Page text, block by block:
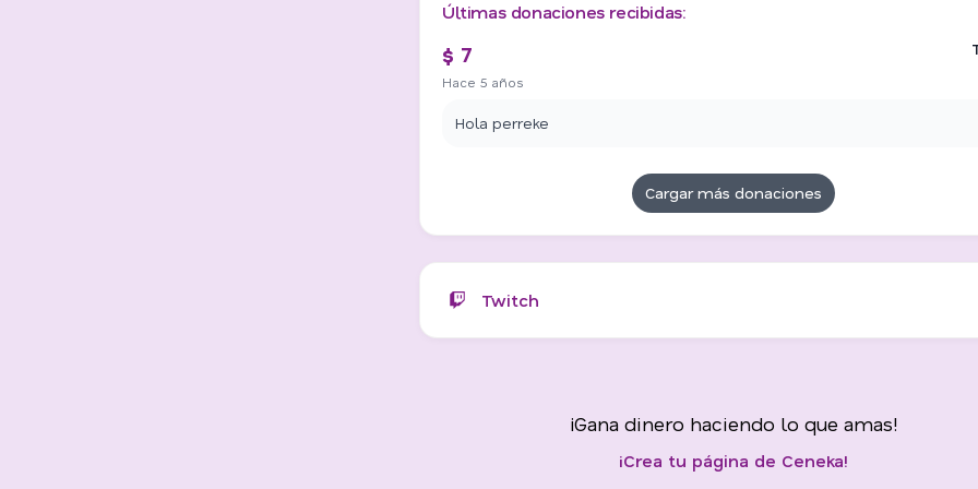
Últimas donaciones recibidas:
$ 7
Hace 5 años
Hola perreke
Cargar más donaciones
Twitch
¡Gana dinero haciendo lo que amas!
¡Crea tu página de Ceneka!